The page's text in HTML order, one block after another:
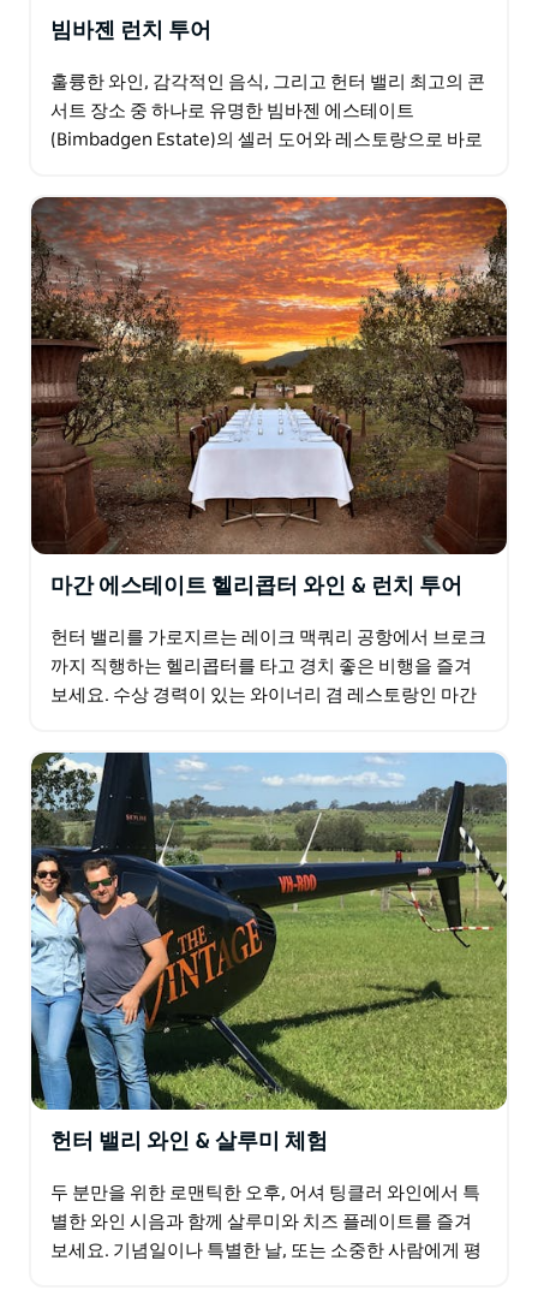
빔바젠 런치 투어
훌륭한 와인, 감각적인 음식, 그리고 헌터 밸리 최고의 콘
서트 장소 중 하나로 유명한 빔바젠 에스테이트
(Bimbadgen Estate)의 셀러 도어와 레스토랑으로 바로
마간 에스테이트 헬리콥터 와인 & 런치 투어
헌터 밸리를 가로지르는 레이크 맥쿼리 공항에서 브로크
까지 직행하는 헬리콥터를 타고 경치 좋은 비행을 즐겨
보세요. 수상 경력이 있는 와이너리 겸 레스토랑인 마간
한…
헌터 밸리 와인 & 살루미 체험
두 분만을 위한 로맨틱한 오후, 어셔 팅클러 와인에서 특
별한 와인 시음과 함께 살루미와 치즈 플레이트를 즐겨
보세요. 기념일이나 특별한 날, 또는 소중한 사람에게 평